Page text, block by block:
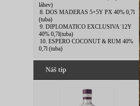
láhev)
8. DOS MADERAS 5+5Y PX 40% 0,7l
(tuba)
9. DIPLOMATICO EXCLUSIVA˙12Y
40% 0,7l(tuba)
10. ESPERO COCONUT & RUM 40%
0,7l (tuba)
Náš tip